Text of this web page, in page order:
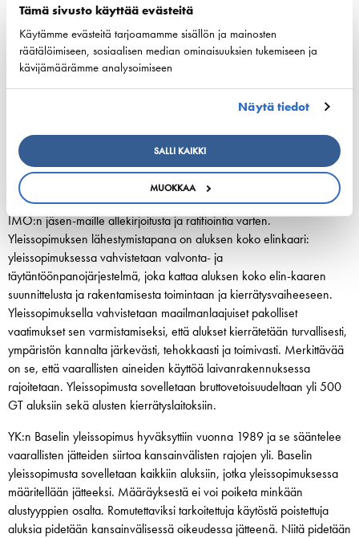
Tämä sivusto käyttää evästeitä
Käytämme evästeitä tarjoamamme sisällön ja mainosten
räätälöimiseen, sosiaalisen median ominaisuuksien tukemiseen ja
kävijämäärämme analysoimiseen
Näytä tiedot
SALLI KAIKKI
MUOKKAA
Laivaliikenne aiheuttaa voimakkaita virtauksia matalilla vesialueilla ja
laivojen aalto- sekä imuvaikutukset aiheuttavat eroosiota. Laivojen
potkurivirrat saavat ravinteet kumpuamaan syvältä pintaan.
Alusten aiheuttama vedenalainen ääni
ja mahdollisista rajoituksista on IMO:ssa tehty vapaaehtoiset ohjeet.
Alusten romutus ja kierrätys
Alusten romutukseen ja kierrätykseen liittyvät IMO:n Hongkongin
yleissopimuksen, Baselin yleissopimuksen ja EU:n jätteensiirtoasetus.
Hongkongin yleissopimus hyväksyttiin vuonna 2009. Se on avoinna
IMO:n jäsen-maille allekirjoitusta ja ratifiointia varten.
Yleissopimuksen lähestymistapana on aluksen koko elinkaari:
yleissopimuksessa vahvistetaan valvonta- ja
täytäntöönpanojärjestelmä, joka kattaa aluksen koko elin-kaaren
suunnittelusta ja rakentamisesta toimintaan ja kierrätysvaiheeseen.
Yleissopimuksella vahvistetaan maailmanlaajuiset pakolliset
vaatimukset sen varmistamiseksi, että alukset kierrätetään turvallisesti,
ympäristön kannalta järkevästi, tehokkaasti ja toimivasti. Merkittävää
on se, että vaarallisten aineiden käyttöä laivanrakennuksessa
rajoitetaan. Yleissopimusta sovelletaan bruttovetoisuudeltaan yli 500
GT aluksiin sekä alusten kierrätyslaitoksiin.
YK:n Baselin yleissopimus hyväksyttiin vuonna 1989 ja se sääntelee
vaarallisten jätteiden siirtoa kansainvälisten rajojen yli. Baselin
yleissopimusta sovelletaan kaikkiin aluksiin, jotka yleissopimuksessa
määritellään jätteeksi. Määräyksestä ei voi poiketa minkään
alustyyppien osalta. Romutettaviksi tarkoitettuja käytöstä poistettuja
aluksia pidetään kansainvälisessä oikeudessa jätteenä. Niitä pidetään